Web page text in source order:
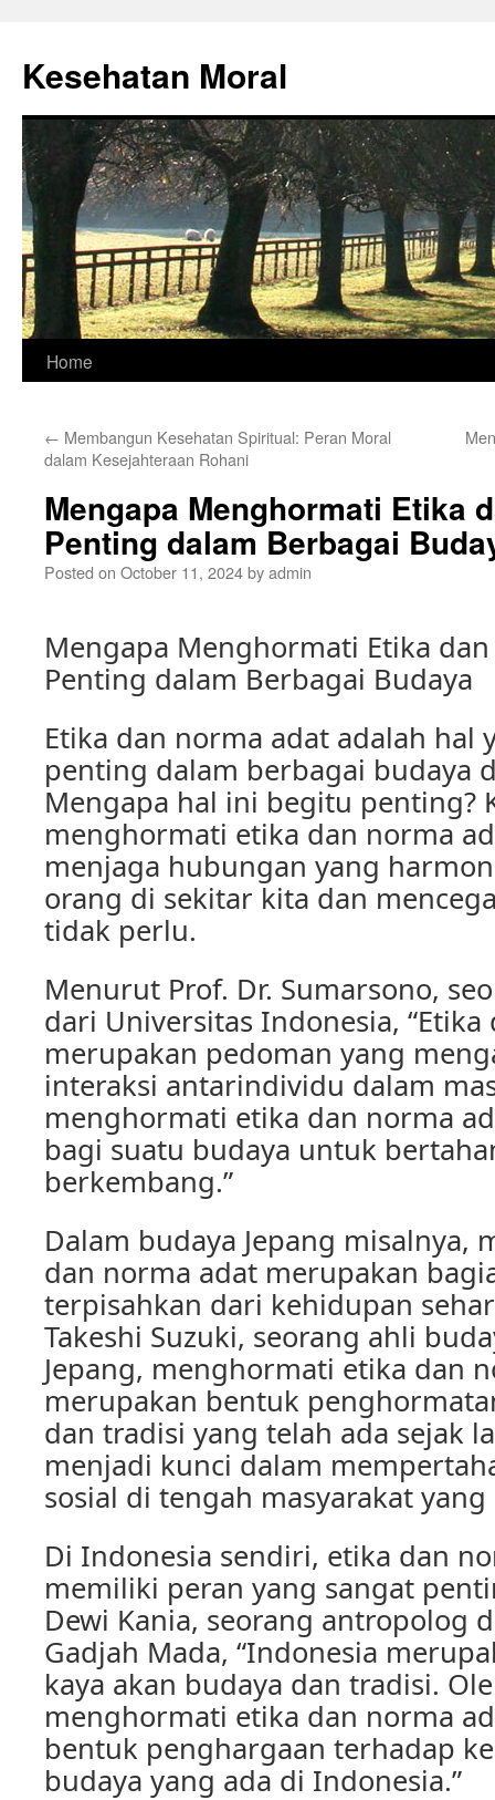
content
Kesehatan Moral
Home
← Membangun Kesehatan Spiritual: Peran Moral
dalam Kesejahteraan Rohani
Mengapa Menghormati Etika
Penting dalam Berbagai
Posted on October 11, 2024byadmin
Mengapa Menghormati Etika
Penting dalam Berbagai Budaya
Etika dan norma adat adalah hal
penting dalam berbagai budaya
Mengapa hal ini begitu penting?
menghormati etika dan norma
menjaga hubungan yang
orang di sekitar kita dan
tidak perlu.
Menurut Prof. Dr. Sumarsono,
dari Universitas Indonesia,
merupakan pedoman yang
interaksi antarindividu dalam
menghormati etika dan norma
bagi suatu budaya untuk
berkembang.”
Dalam budaya Jepang misalnya,
dan norma adat merupakan
terpisahkan dari kehidupan
Takeshi Suzuki, seorang ahli
Jepang, menghormati etika dan
merupakan bentuk
dan tradisi yang telah ada sejak
menjadi kunci dalam
sosial di tengah masyarakat
Di Indonesia sendiri, etika dan
memiliki peran yang sangat
Dewi Kania, seorang antropolog
Gadjah Mada, “Indonesia
kaya akan budaya dan tradisi.
menghormati etika dan norma
bentuk penghargaan terhadap
budaya yang ada di Indonesia.”